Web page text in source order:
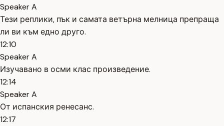
Speaker A
Тези реплики, пък и самата ветърна мелница препраща
ли ви към едно друго.
12:10
Speaker A
Изучавано в осми клас произведение.
12:14
Speaker A
От испанския ренесанс.
12:17